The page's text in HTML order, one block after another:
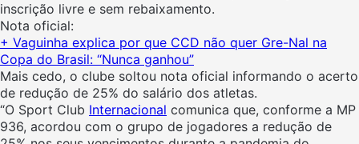
inscrição livre e sem rebaixamento.
Nota oficial:
+ Vaguinha explica por que CCD não quer Gre-Nal na
Copa do Brasil: “Nunca ganhou”
Mais cedo, o clube soltou nota oficial informando o acerto
de redução de 25% do salário dos atletas.
“O Sport Club Internacional comunica que, conforme a MP
936, acordou com o grupo de jogadores a redução de